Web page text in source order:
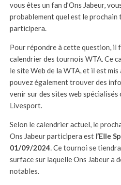
vous êtes un fan d’Ons Jabeur,
probablement quel est le prochain
participera.
Pour répondre à cette question, il
calendrier des tournois WTA. Ce
le site Web de la WTA, et il est
pouvez également trouver des
venir sur des sites web spécialisés
Livesport.
Selon le calendrier actuel, le
Ons Jabeur participera est l’Elle
01/09/2024. Ce tournoi se
surface sur laquelle Ons Jabeur a
notables.